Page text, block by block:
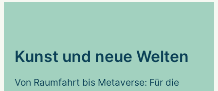
Kunst und neue Welten
Von Raumfahrt bis Metaverse: Für die